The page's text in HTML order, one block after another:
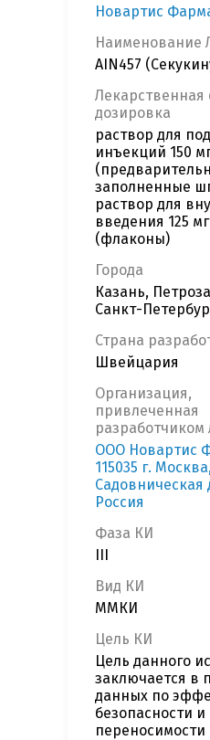
Новартис
Наименование
AIN457
дозировка
раствор для
инъекций 150
заполненные
раствор для
введения 125
(флаконы)
Города
Казань,
Санкт-
Страна
Швейцария
Организация,
привлеченная
разработчиком
OOO Новартис
115035 г.
Садовническая
Россия
Фаза КИ
Вид КИ
ММКИ
Цель КИ
Цель данного
заключается в
данных по
безопасности и
переносимости